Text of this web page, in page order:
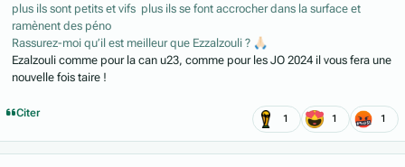
plus ils sont petits et vifs plus ils se font accrocher dans la surface et
ramènent des péno
Rassurez-moi qu’il est meilleur que Ezzalzouli ? 🙏🏻
Ezalzouli comme pour la can u23, comme pour les JO 2024 il vous fera une
nouvelle fois taire !
Citer 1 1 1